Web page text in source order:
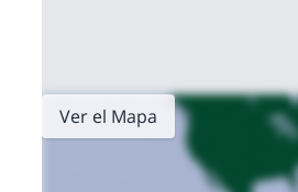
Ver el Mapa